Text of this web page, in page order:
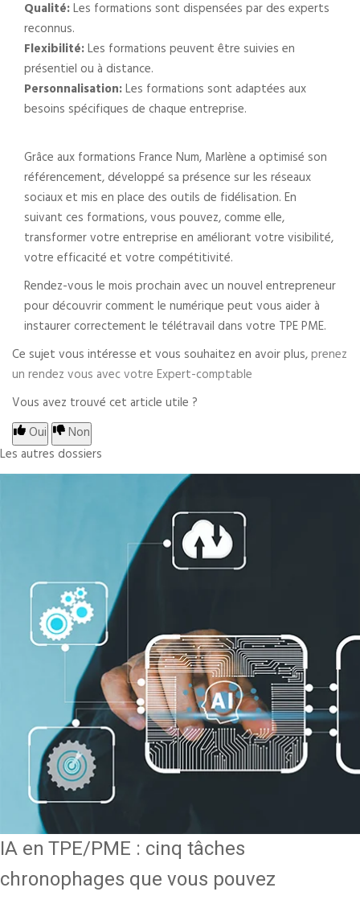
Qualité:Les formations sont dispensées par des experts
reconnus.
Flexibilité:Les formations peuvent être suivies en
présentiel ou à distance.
Personnalisation:Les formations sont adaptées aux
besoins spécifiques de chaque entreprise.
Grâce aux formations France Num, Marlène a optimisé son
référencement, développé sa présence sur les réseaux
sociaux et mis en place des outils de fidélisation. En
suivant ces formations, vous pouvez, comme elle,
transformer votre entreprise en améliorant votre visibilité,
votre efficacité et votre compétitivité.
Rendez-vous le mois prochain avec un nouvel entrepreneur
pour découvrir comment le numérique peut vous aider à
instaurer correctement le télétravail dans votre TPE PME.
Ce sujet vous intéresse et vous souhaitez en avoir plus,prenez
un rendez vous avec votre Expert-comptable
Vous avez trouvé cet article utile ?
Oui
Non
Les autres dossiers
IA en TPE/PME : cinq tâches
chronophages que vous pouvez